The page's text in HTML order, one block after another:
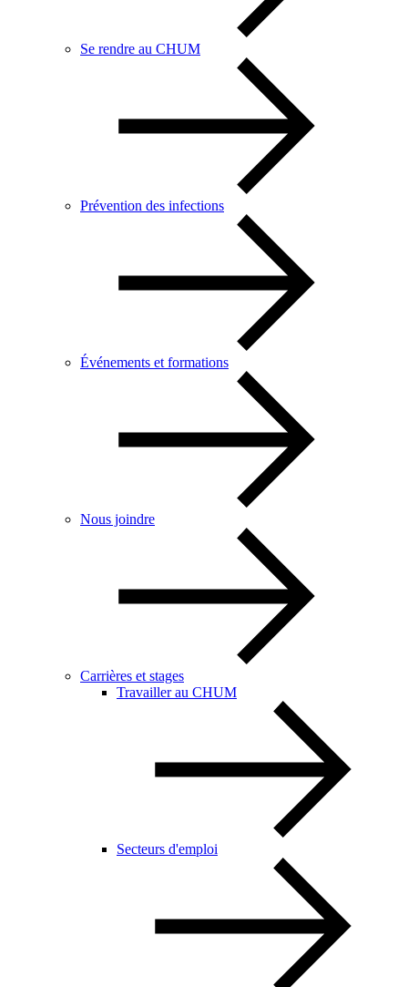
Se rendre au CHUM
Prévention des infections
Événements et formations
Nous joindre
Carrières et stages
Travailler au CHUM
Secteurs d'emploi